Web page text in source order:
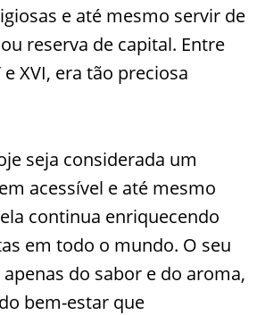
e até mesmo servir de
reserva de capital. Entre
XVI, era tão preciosa
seja considerada um
acessível e até mesmo
continua enriquecendo
em todo o mundo. O seu
do sabor e do aroma,
bem-estar que